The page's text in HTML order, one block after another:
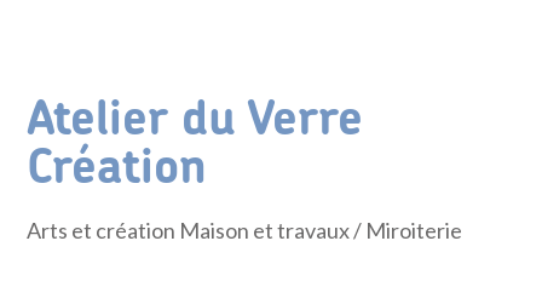
Atelier du Verre
Création
Arts et création Maison et travaux/ Miroiterie